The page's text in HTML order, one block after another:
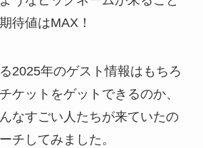
待値はMAX！
2025年のゲスト情報はもちろ
ケットをゲットできるのか、
なすごい人たちが来ていたの
チしてみました。